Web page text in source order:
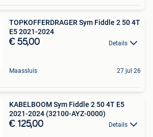
TOPKOFFERDRAGER Sym Fiddle 2 50 4T
E5 2021-2024
€ 55,00 Details
Maassluis 27 jul 26
KABELBOOM Sym Fiddle 2 50 4T E5
2021-2024 (32100-AYZ-0000)
€ 125,00 Details